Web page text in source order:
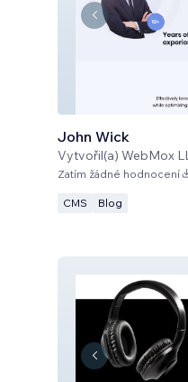
John Wick
Vytvořil(a) WebMox
Zatím žádné hodnocení
CMS Blog